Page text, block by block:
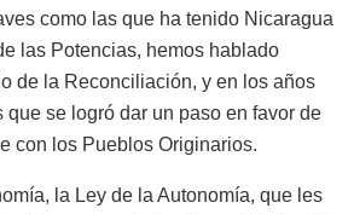
como las que ha tenido Nicaragua
las Potencias, hemos hablado
de la Reconciliación, y en los años
que se logró dar un paso en favor de
con los Pueblos Originarios.
la Ley de la Autonomía, que les